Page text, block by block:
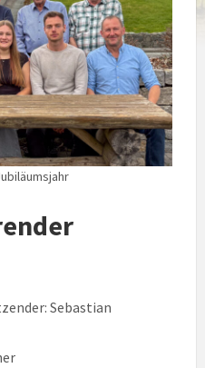
Sebastian